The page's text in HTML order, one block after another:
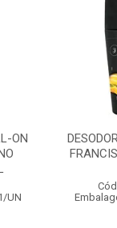
ON
UN